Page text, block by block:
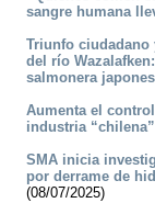
sangre humana
Triunfo ciudadano
del río
salmonera
Aumenta el
industria
SMA inicia
por derrame de
(08/07/2025)